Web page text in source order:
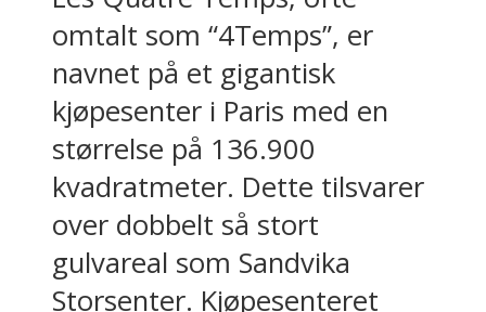
omtalt som “4Temps”, er
navnet på et gigantisk
kjøpesenter i Paris med en
størrelse på 136.900
kvadratmeter. Dette tilsvarer
over dobbelt så stort
gulvareal som Sandvika
Storsenter. Kjøpesenteret